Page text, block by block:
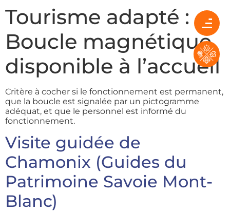
Tourisme adapté :
Boucle magnétique
disponible à l’accueil
Critère à cocher si le fonctionnement est permanent,
que la boucle est signalée par un pictogramme
adéquat, et que le personnel est informé du
fonctionnement.
Visite guidée de
Chamonix (Guides du
Patrimoine Savoie Mont-
Blanc)